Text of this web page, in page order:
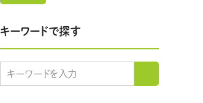
キーワードで探す